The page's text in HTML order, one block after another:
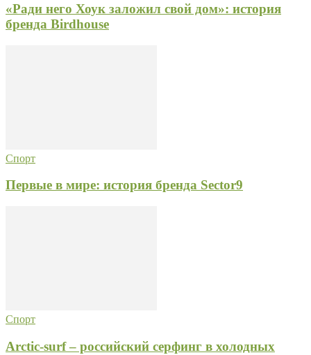
«Ради него Хоук заложил свой дом»: история
бренда Birdhouse
Спорт
Первые в мире: история бренда Sector9
Спорт
Arctic-surf – российский серфинг в холодных